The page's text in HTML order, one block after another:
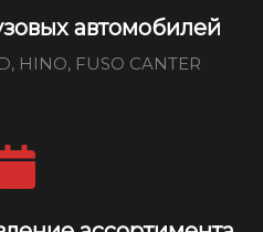
автомобилей
HINO, FUSO CANTER